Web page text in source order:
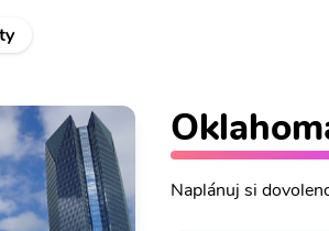
Naplánuj si